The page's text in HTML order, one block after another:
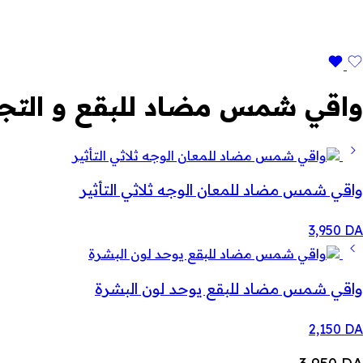
واقي شمس مضاد للبقع و التجاعيد
واقي شمس مضاد للمعان الوجه ثلاثي التأثير
3,950 DA
واقي شمس مضاد للبقع يوحد لون البشرة
2,150 DA